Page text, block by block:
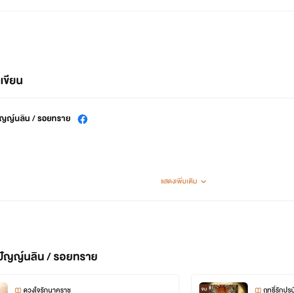
ขียน
ญ์นลิน / รอยทราย
แสดงเพิ่มเติม
ญญ์นลิน / รอยทราย
ดวงใจรักนาคราช จบ ฤทธิ์รักป